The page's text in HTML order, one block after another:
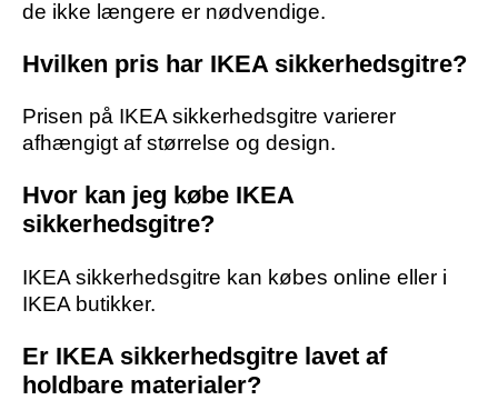
de ikke længere er nødvendige.
Hvilken pris har IKEA sikkerhedsgitre?
Prisen på IKEA sikkerhedsgitre varierer
afhængigt af størrelse og design.
Hvor kan jeg købe IKEA
sikkerhedsgitre?
IKEA sikkerhedsgitre kan købes online eller i
IKEA butikker.
Er IKEA sikkerhedsgitre lavet af
holdbare materialer?